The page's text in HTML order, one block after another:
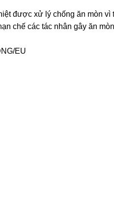
được xử lý chống ăn mòn vì
chế các tác nhân gây ăn
EU